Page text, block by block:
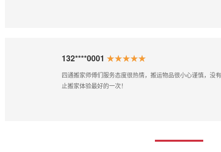
132****0001 ★★★★★
四通搬家师傅们服务态度很热情，搬运物品很小心谨慎，没
止搬家体验最好的一次！